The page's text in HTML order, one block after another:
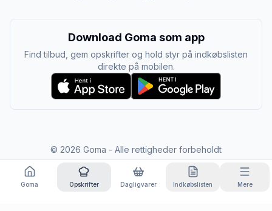
Download Goma som app
Find tilbud, gem opskrifter og hold styr på indkøbslisten
direkte på mobilen.
© 2026 Goma - Alle rettigheder forbeholdt
Goma Opskrifter Dagligvarer Indkøbslisten Mere